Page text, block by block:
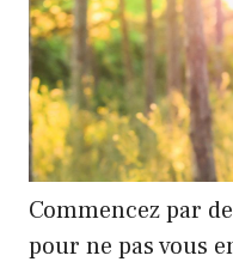
Commencez par
pour ne pas vous